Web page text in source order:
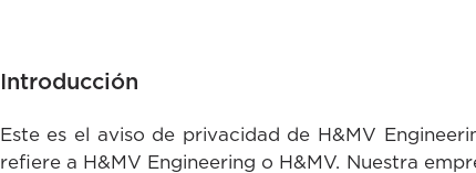
Introducción
Este es el aviso de privacidad de H&MV
refiere a H&MV Engineering o H&MV. Nuestra